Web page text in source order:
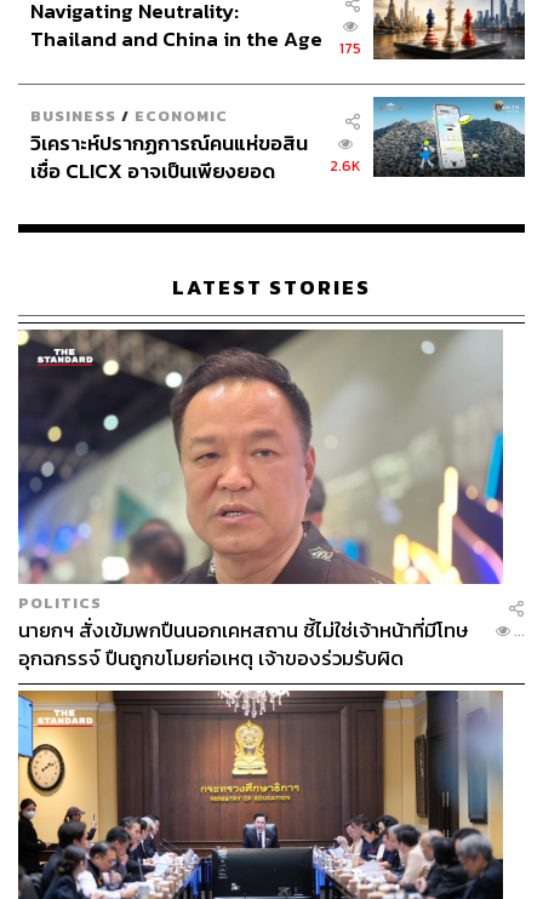
STANDARD WEALTH
Navigating Neutrality:
Thailand and China in the Age
175
BUSINESS / ECONOMIC
วิเคราะห์ปรากฏการณ์คนแห่ขอสิน
เชื่อ CLICX อาจเป็นเพียงยอด
เรือนไทยที่ถูกซุกไว้
2.6K
LATEST STORIES
POLITICS
นายกฯ สั่งเข้มพกปืนนอกเคหสถาน ชี้ไม่ใช่เจ้าหน้าที่มีโทษ
อุกฉกรรจ์ ปืนถูกขโมยก่อเหตุ เจ้าของร่วมรับผิด
...